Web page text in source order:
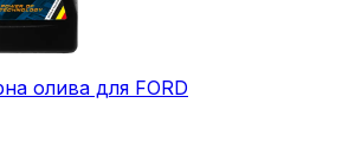
олива для FORD